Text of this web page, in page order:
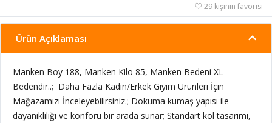
29 kişinin favorisi
Ürün Açıklaması
Manken Boy 188, Manken Kilo 85, Manken Bedeni XL
Bedendir..; Daha Fazla Kadın/Erkek Giyim Ürünleri İçin
Mağazamızı İnceleyebilirsiniz.; Dokuma kumaş yapısı ile
dayanıklılığı ve konforu bir arada sunar; Standart kol tasarımı,